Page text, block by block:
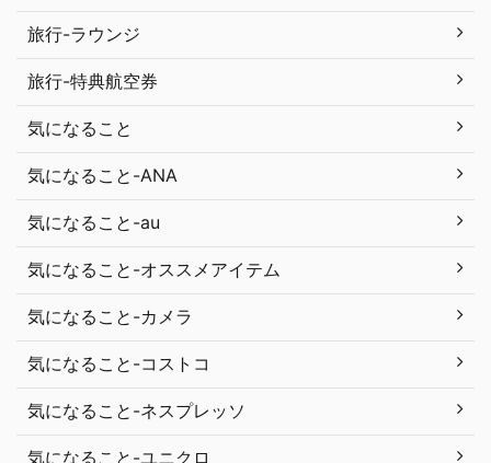
旅行-ラウンジ
旅行-特典航空券
気になること
気になること-ANA
気になること-au
気になること-オススメアイテム
気になること-カメラ
気になること-コストコ
気になること-ネスプレッソ
気になること-ユニクロ